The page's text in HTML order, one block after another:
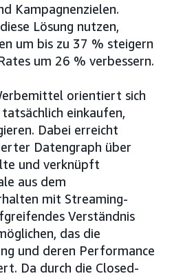
Kampagnenzielen.
Lösung nutzen,
um bis zu 37 % steigern
um 26 % verbessern.
orientiert sich
einkaufen,
Dabei erreicht
Datengraph über
und verknüpft
aus dem
mit Streaming-
Verständnis
das die
und deren Performance
Da durch die Closed-